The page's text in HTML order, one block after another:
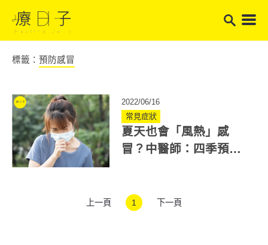
標籤： 預防感冒
2022/06/16
常見症狀
夏天也會「風熱」感
冒？中醫師：四季預防
上一頁 1 下一頁